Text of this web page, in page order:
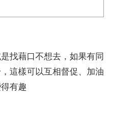
找藉口不想去，如果有同
這樣可以互相督促、加油
有趣